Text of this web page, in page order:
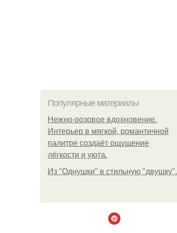
Популярные материалы
Нежно-розовое вдохновение.
Интерьер в мягкой, романтичной
палитре создаёт ощущение
лёгкости и уюта.
Из "Однушки" в стильную "двушку".